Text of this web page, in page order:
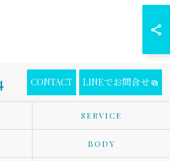
CONTACT LINEでお問合せ
SERVICE
BODY